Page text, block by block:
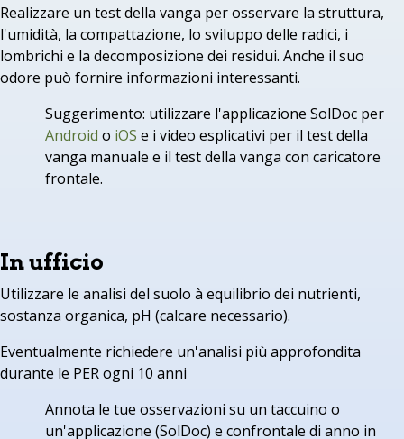
Realizzare un test della vanga per osservare la struttura,
l'umidità, la compattazione, lo sviluppo delle radici, i
lombrichi e la decomposizione dei residui. Anche il suo
odore può fornire informazioni interessanti.
Suggerimento: utilizzare l'applicazione SolDoc per
Android o iOS e i video esplicativi per il test della
vanga manuale e il test della vanga con caricatore
frontale.
In ufficio
Utilizzare le analisi del suolo à equilibrio dei nutrienti,
sostanza organica, pH (calcare necessario).
Eventualmente richiedere un'analisi più approfondita
durante le PER ogni 10 anni
Annota le tue osservazioni su un taccuino o
un'applicazione (SolDoc) e confrontale di anno in